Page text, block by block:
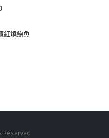
P
c
紅燒鮑魚
Reserved